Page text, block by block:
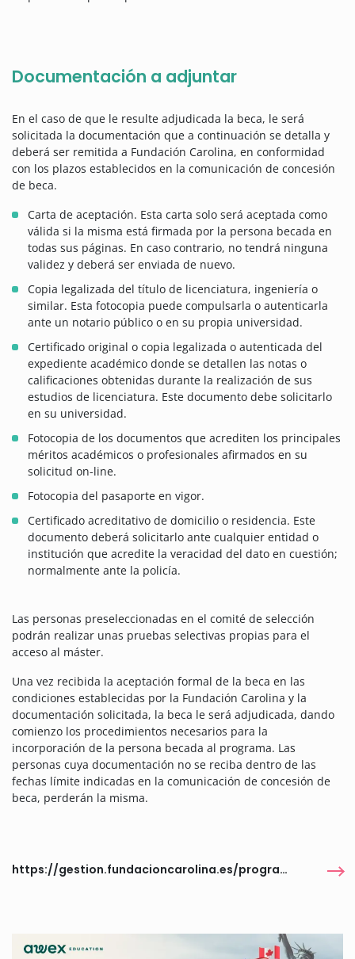
Documentación a adjuntar
En el caso de que le resulte adjudicada la beca, le será
solicitada la documentación que a continuación se detalla y
deberá ser remitida a Fundación Carolina, en conformidad
con los plazos establecidos en la comunicación de concesión
de beca.
Carta de aceptación. Esta carta solo será aceptada como
válida si la misma está firmada por la persona becada en
todas sus páginas. En caso contrario, no tendrá ninguna
validez y deberá ser enviada de nuevo.
Copia legalizada del título de licenciatura, ingeniería o
similar. Esta fotocopia puede compulsarla o autenticarla
ante un notario público o en su propia universidad.
Certificado original o copia legalizada o autenticada del
expediente académico donde se detallen las notas o
calificaciones obtenidas durante la realización de sus
estudios de licenciatura. Este documento debe solicitarlo
en su universidad.
Fotocopia de los documentos que acrediten los principales
méritos académicos o profesionales afirmados en su
solicitud on-line.
Fotocopia del pasaporte en vigor.
Certificado acreditativo de domicilio o residencia. Este
documento deberá solicitarlo ante cualquier entidad o
institución que acredite la veracidad del dato en cuestión;
normalmente ante la policía.
Las personas preseleccionadas en el comité de selección
podrán realizar unas pruebas selectivas propias para el
acceso al máster.
Una vez recibida la aceptación formal de la beca en las
condiciones establecidas por la Fundación Carolina y la
documentación solicitada, la beca le será adjudicada, dando
comienzo los procedimientos necesarios para la
incorporación de la persona becada al programa. Las
personas cuya documentación no se reciba dentro de las
fechas límite indicadas en la comunicación de concesión de
beca, perderán la misma.
https://gestion.fundacioncarolina.es/programas/6440